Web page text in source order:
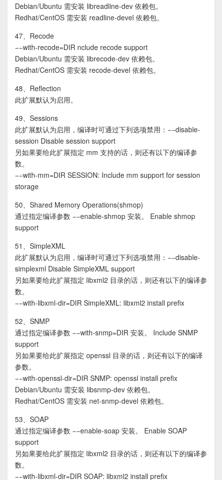
Debian/Ubuntu 需安装 libreadline-dev 依赖包。
Redhat/CentOS 需安装 readline-devel 依赖包。
47、Recode
−−with-recode=DIR nclude recode support
Debian/Ubuntu 需安装 librecode-dev 依赖包。
Redhat/CentOS 需安装 recode-devel 依赖包。
48、Reflection
此扩展默认为启用。
49、Sessions
此扩展默认为启用，编译时可通过下列选项禁用：−−disable-
session Disable session support
另如果要给此扩展指定 mm 支持的话，则还有以下的编译参
数。
−−with-mm=DIR SESSION: Include mm support for session
storage
50、Shared Memory Operations(shmop)
通过指定编译参数 −−enable-shmop 安装。 Enable shmop
support
51、SimpleXML
此扩展默认为启用，编译时可通过下列选项禁用：−−disable-
simplexml Disable SimpleXML support
另如果要给此扩展指定 libxml2 目录的话，则还有以下的编译参
数。
−−with-libxml-dir=DIR SimpleXML: libxml2 install prefix
52、SNMP
通过指定编译参数 −−with-snmp=DIR 安装。 Include SNMP
support
另如果要给此扩展指定 openssl 目录的话，则还有以下的编译
参数。
−−with-openssl-dir=DIR SNMP: openssl install prefix
Debian/Ubuntu 需安装 libsnmp-dev 依赖包。
Redhat/CentOS 需安装 net-snmp-devel 依赖包。
53、SOAP
通过指定编译参数 −−enable-soap 安装。 Enable SOAP
support
另如果要给此扩展指定 libxml2 目录的话，则还有以下的编译参
数。
−−with-libxml-dir=DIR SOAP: libxml2 install prefix